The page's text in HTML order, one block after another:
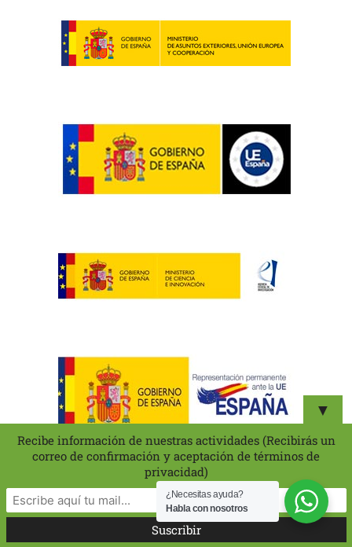
▼
Recibe información de nuestras actividades (Recibirás un
correo de confirmación y aceptación de términos de
privacidad)
¿Necesitas ayuda?
Habla con nosotros